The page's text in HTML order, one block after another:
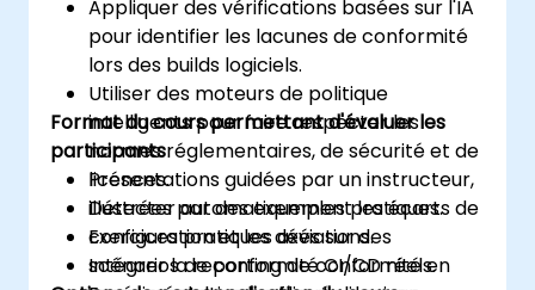
Appliquer des vérifications basées sur l'IA
pour identifier les lacunes de conformité
lors des builds logiciels.
Utiliser des moteurs de politique
intelligents pour faire respecter les
normes réglementaires, de sécurité et de
licences.
Détecter automatiquement les écarts de
configuration et les déviations.
Intégrer la reporting de conformité en
Format du cours permettant d'évaluer les
participants
Présentations guidées par un instructeur,
illustrées par des exemples pratiques.
Exercices pratiques axés sur des
scénarios de conformité CI/CD réels.